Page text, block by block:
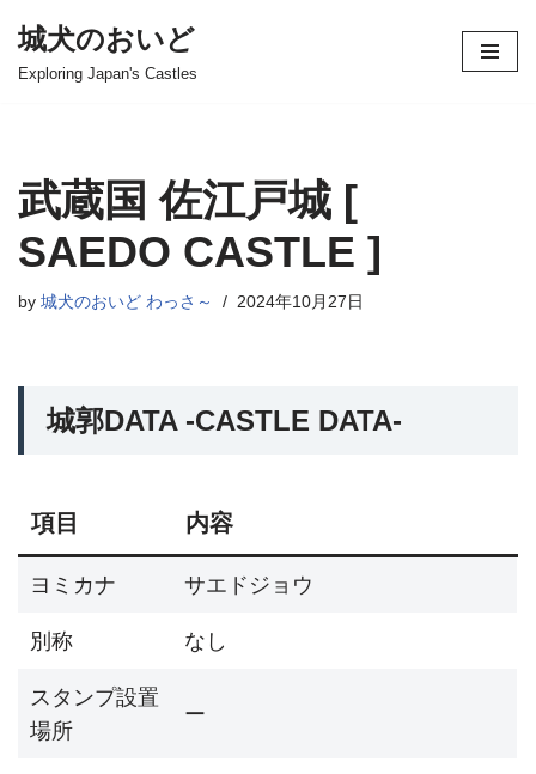
コ
ツ
へ
ス
キ
ッ
城犬のおいど
Exploring Japan's Castles
武蔵国 佐江戸城 [
SAEDO CASTLE ]
by 城犬のおいど わっさ～ 2024年10月27日
城郭DATA -CASTLE DATA-
項目 内容
ヨミカナ サエドジョウ
別称 なし
スタンプ設置
場所
ー